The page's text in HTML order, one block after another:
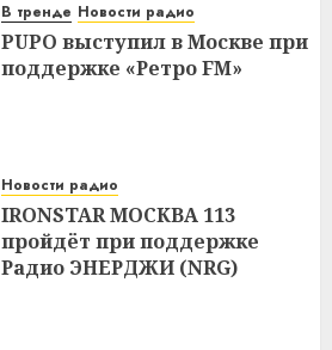
В тренде Новости радио
PUPO выступил в Москве при
поддержке «Ретро FM»
Новости радио
IRONSTAR МОСКВА 113
пройдёт при поддержке
Радио ЭНЕРДЖИ (NRG)